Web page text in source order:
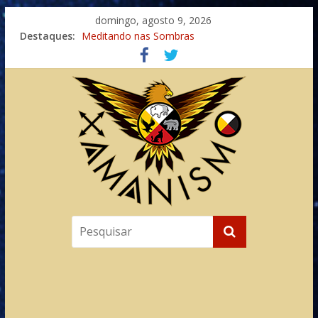
domingo, agosto 9, 2026
Destaques: Meditando nas Sombras
Autosuficiência: A Jornada do Espírito Ancestral
Xamanismo Universal
Totens – Caminho Espiritual – Crescimento
Imaginação na Cura